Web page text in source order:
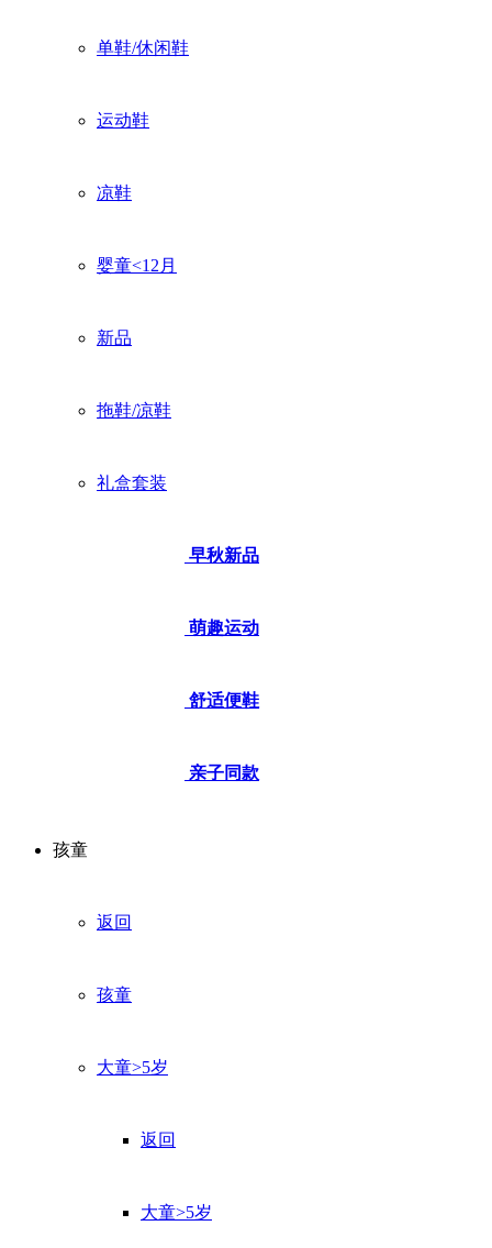
单鞋/休闲鞋
运动鞋
凉鞋
婴童<12月
新品
拖鞋/凉鞋
礼盒套装
早秋新品
萌趣运动
舒适便鞋
亲子同款
孩童
返回
孩童
大童>5岁
返回
大童>5岁